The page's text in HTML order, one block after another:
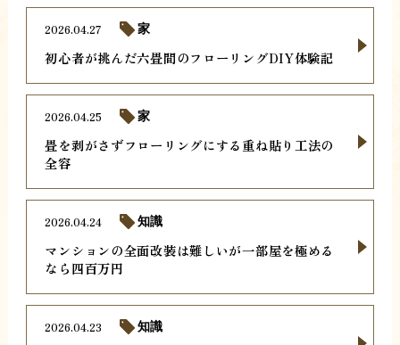
初心者が挑んだ六畳間のフローリングDIY体験記
2026.04.27 家
畳を剥がさずフローリングにする重ね貼り工法の
全容
2026.04.25 家
マンションの全面改装は難しいが一部屋を極める
なら四百万円
2026.04.24 知識
2026.04.23 知識